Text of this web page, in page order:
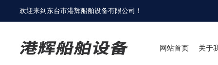
欢迎来到 东台市港辉船舶设备有限公司 ！
网站首页 关于